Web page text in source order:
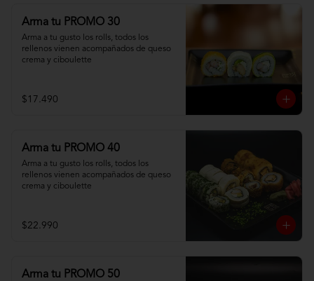
Arma tu PROMO 30
Arma a tu gusto los rolls, todos los
rellenos vienen acompañados de queso
crema y ciboulette
$17.490
Arma tu PROMO 40
Arma a tu gusto los rolls, todos los
rellenos vienen acompañados de queso
crema y ciboulette
$22.990
Arma tu PROMO 50